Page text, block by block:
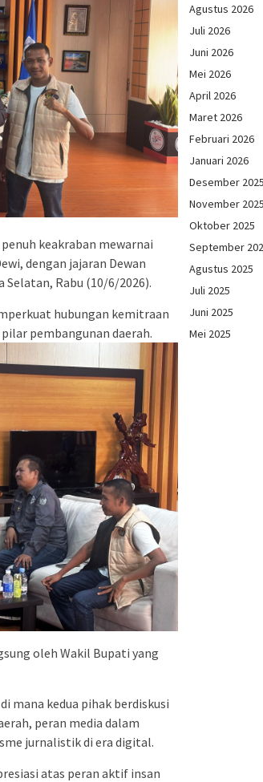
keakraban mewarnai
dengan jajaran Dewan
Selatan, Rabu (10/6/2026).
hubungan kemitraan
pembangunan daerah.
oleh Wakil Bupati yang
mana kedua pihak berdiskusi
peran media dalam
jurnalistik di era digital.
atas peran aktif insan
Agustus 2026
Juli 2026
Juni 2026
Mei 2026
April 2026
Maret 2026
Februari 2026
Januari 2026
Desember 2025
November 2025
Oktober 2025
September
Agustus 2025
Juli 2025
Juni 2025
Mei 2025